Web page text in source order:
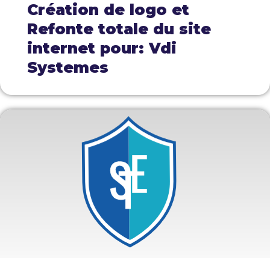
Création de logo et
Refonte totale du site
internet pour: Vdi
Systemes